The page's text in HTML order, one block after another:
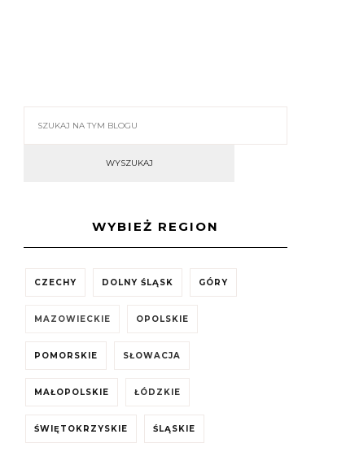
WYBIEŻ REGION
CZECHY DOLNY ŚLĄSK GÓRY
MAZOWIECKIE OPOLSKIE
POMORSKIE SŁOWACJA
MAŁOPOLSKIE ŁÓDZKIE
ŚWIĘTOKRZYSKIE ŚLĄSKIE